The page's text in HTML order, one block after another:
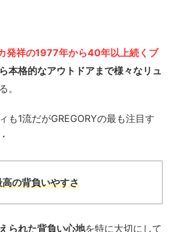
発祥の1977年から40年以上続くブ
本格的なアウトドアまで様々なリュ
。
も1流だがGREGORYの最も注目す
の背負いやすさ
られた背負い心地を特に大切にして